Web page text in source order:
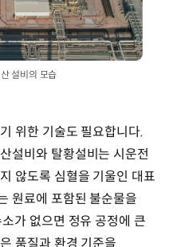
설비의 모습
위한 기술도 필요합니다.
설비와 탈황설비는 시운전
않도록 심혈을 기울인 대표
원료에 포함된 불순물을
가 없으면 정유 공정에 큰
품질과 환경 기준을